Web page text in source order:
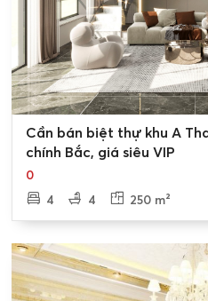
✧ Block A2.5-BT1 gồm có
250m2, có chiều cao 3
tổng diện tích ô đất đó.
Cần bán biệt thự khu A
chính Bắc, giá siêu VIP
0
4
4 250 m²